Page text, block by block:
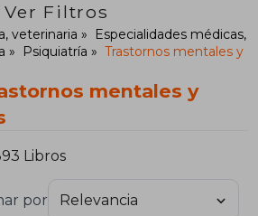
Ver Filtros
veterinaria
Especialidades médicas,
Psiquiatría
Trastornos mentales y
mentales y
Libros
por